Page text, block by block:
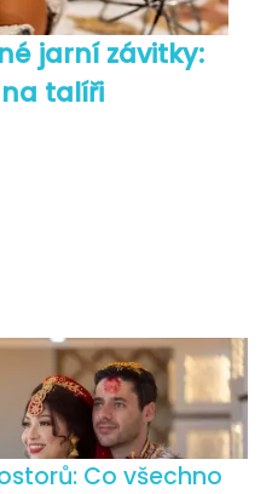
jarní závitky:
talíři
Co všechno